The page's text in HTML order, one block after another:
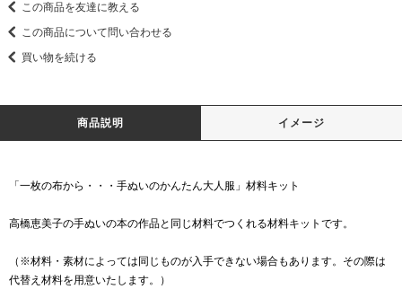
この商品を友達に教える
この商品について問い合わせる
買い物を続ける
商品説明 イメージ
「一枚の布から・・・手ぬいのかんたん大人服」材料キット
高橋恵美子の手ぬいの本の作品と同じ材料でつくれる材料キットです。
（※材料・素材によっては同じものが入手できない場合もあります。その際は
代替え材料を用意いたします。）